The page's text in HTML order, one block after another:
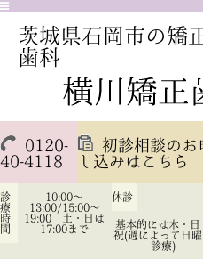
茨城県石岡市の矯
歯科
0120-
40-4118
初診相談のお
し込みはこちら
診
療
時
間
10:00～
13:00/15:00～
19:00 土・日は
17:00まで
休診
基本的には木・日
祝(週によって日曜
診療)